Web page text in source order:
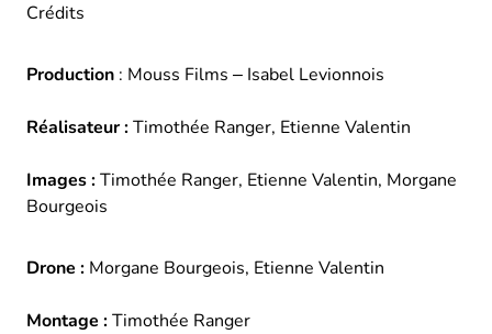
Crédits
Production : Mouss Films – Isabel Levionnois
Réalisateur :Timothée Ranger, Etienne Valentin
Images :Timothée Ranger, Etienne Valentin, Morgane
Bourgeois
Drone : Morgane Bourgeois, Etienne Valentin
Montage :Timothée Ranger